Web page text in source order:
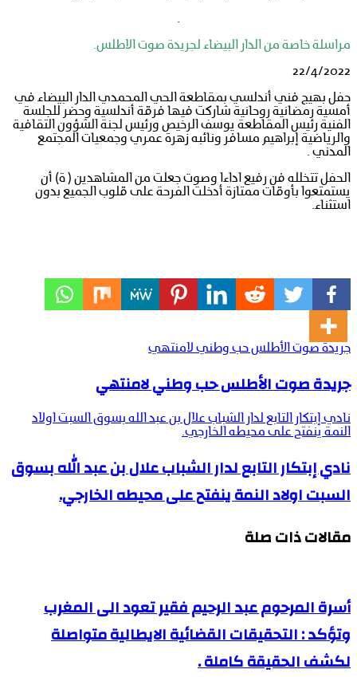
.
مراسلة خاصة من الدار البيضاء لجريدة صوت الاطلس.
22/4/2022
حفل بهيج فني أندلسي بمقاطعة الحي المحمدي الدار البيضاء في
أمسية رمضانية روحانية شاركت فيها فرقة أندلسية وحضر للجلسة
الفنية رئيس المقاطعة يوسف الرخيص ورئيس لجنة الشؤون التقافية
والرياضية إبراهيم مسافر ونائبه زهرة عمري وجمعيات المجتمع
المدني .
الحفل تتخلله فن رفيع اداءا وصوت جعلت من المشاهدين ( ة) أن
يستمتعوا بأوقات ممتازة أدخلت الفرحة على قلوب الجميع بدون
استثناء.
جريدة صوت الأطلس حب وطني لامنتهي
جريدة صوت الأطلس حب وطني لامنتهي
نادي إبتكار التابع لدار الشباب علال بن عبد الله بسوق السبت اولاد
النمة ينفتح على محيطه الخارجي.
نادي إبتكار التابع لدار الشباب علال بن عبد الله بسوق
السبت اولاد النمة ينفتح على محيطه الخارجي.
مقالات ذات صلة
أسرة المرحوم عبد الرحيم فقير تعود الى المغرب
وتؤكد : التحقيقات القضائية الايطالية متواصلة
لكشف الحقيقة كاملة .